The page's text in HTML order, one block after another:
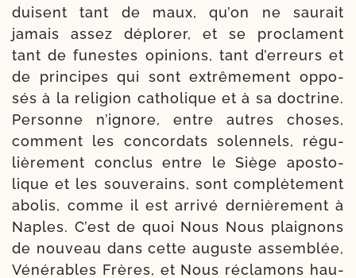
duisent tant de maux, qu’on ne sau­rait
jamais assez déplo­rer, et se pro­clament
tant de funestes opi­nions, tant d’erreurs et
de prin­cipes qui sont extrê­me­ment oppo­
sés à la reli­gion catho­lique et à sa doc­trine.
Personne n’ignore, entre autres choses,
com­ment les concor­dats solen­nels, régu­
liè­re­ment conclus entre le Siège apos­to­
lique et les sou­ve­rains, sont com­plè­te­ment
abo­lis, comme il est arri­vé der­niè­re­ment à
Naples. C’est de quoi Nous Nous plai­gnons
de nou­veau dans cette auguste assem­blée,
Vénérables Frères, et Nous récla­mons hau­